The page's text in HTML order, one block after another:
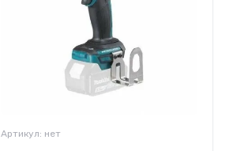
Артикул: нет